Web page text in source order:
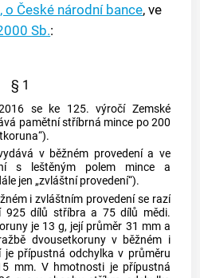
České národní bance, ve
Sb.:
§ 1
se ke 125. výročí Zemské
pamětní stříbrná mince po 200
v běžném provedení a ve
s leštěným polem mince a
jen „zvláštní provedení“).
i zvláštním provedení se razí
925 dílů stříbra a 75 dílů mědi.
je 13 g, její průměr 31 mm a
dvousetkoruny v běžném i
je přípustná odchylka v průměru
mm. V hmotnosti je přípustná